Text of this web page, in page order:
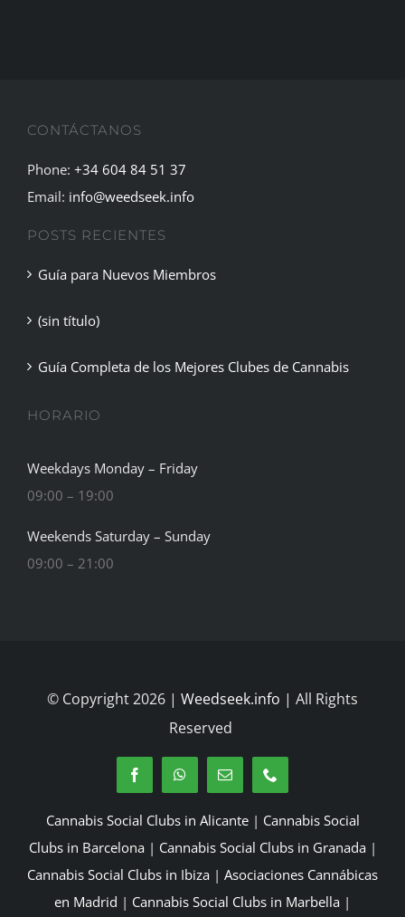
CONTÁCTANOS
Phone: +34 604 84 51 37
Email: info@weedseek.info
POSTS RECIENTES
Guía para Nuevos Miembros
(sin título)
Guía Completa de los Mejores Clubes de Cannabis
HORARIO
Weekdays Monday – Friday
09:00 – 19:00
Weekends Saturday – Sunday
09:00 – 21:00
© Copyright 2026 | Weedseek.info | All Rights
Reserved
Cannabis Social Clubs in Alicante| Cannabis Social
Clubs in Barcelona| Cannabis Social Clubs in Granada|
Cannabis Social Clubs in Ibiza | Asociaciones Cannábicas
en Madrid | Cannabis Social Clubs in Marbella |